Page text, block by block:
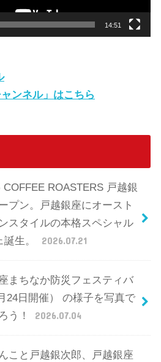
14:51
ンネル」はこちら
COFFEE ROASTERS 戸越銀
プン。戸越銀座にオースト
スタイルの本格スペシャル
生。
2026.07.21
まちなか防災フェスティバ
24日開催） の様子を写真で
う！
2026.07.04
こと戸越銀次郎、戸越銀座